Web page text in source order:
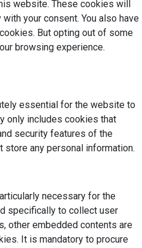
website. These cookies will
your consent. You also have
But opting out of some
browsing experience.
essential for the website to
only includes cookies that
security features of the
any personal information.
necessary for the
specifically to collect user
other embedded contents are
It is mandatory to procure